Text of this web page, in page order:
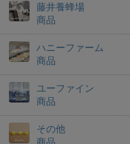
藤井養蜂場
商品
ハニーファーム
商品
ユーファイン
商品
その他
商品